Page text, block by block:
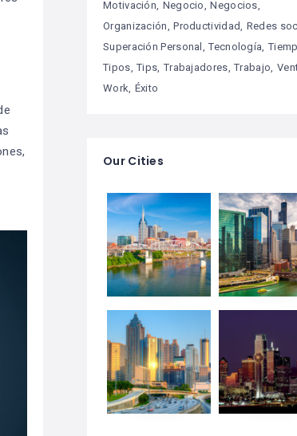
Motivación Negocio
Negocios
Organización
Productividad Redes
Superación Personal
Tecnología
Tipos Tips Trabajadores Trabajo
Work Éxito
Our Cities